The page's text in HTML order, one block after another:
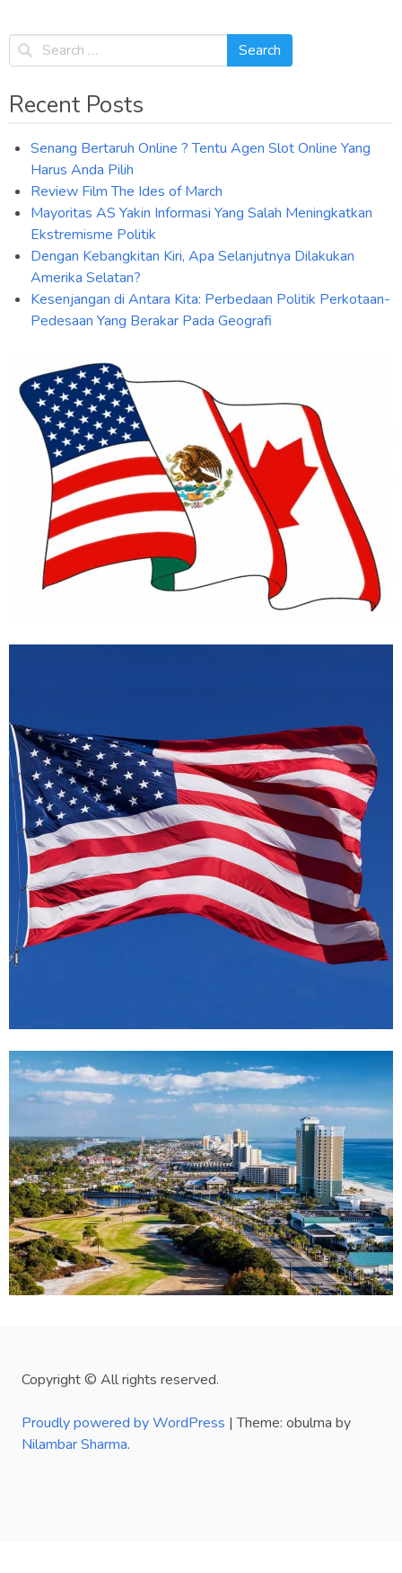
navigation
Recent Posts
Senang Bertaruh Online ? Tentu Agen Slot Online Yang
Harus Anda Pilih
Review Film The Ides of March
Mayoritas AS Yakin Informasi Yang Salah Meningkatkan
Ekstremisme Politik
Dengan Kebangkitan Kiri, Apa Selanjutnya Dilakukan
Amerika Selatan?
Kesenjangan di Antara Kita: Perbedaan Politik Perkotaan-
Pedesaan Yang Berakar Pada Geografi
Copyright © All rights reserved.
Proudly powered by WordPress |Theme: obulma by
Nilambar Sharma.